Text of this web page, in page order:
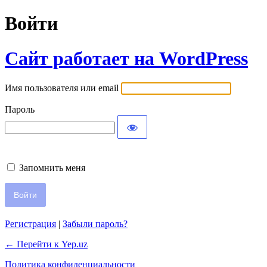
Войти
Сайт работает на WordPress
Имя пользователя или email
Пароль
Запомнить меня
Регистрация | Забыли пароль?
← Перейти к Yep.uz
Политика конфиденциальности